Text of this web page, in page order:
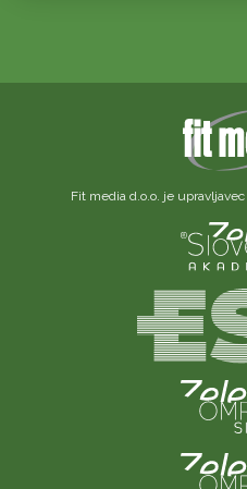
Fit media d.o.o. je